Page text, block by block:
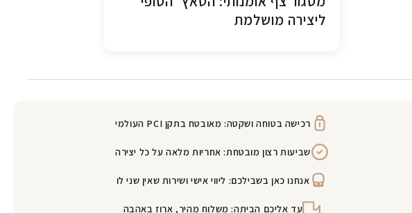
ליצירה מושלמת
רכישה בטוחה ושקטה: מאובטח בתקן PCI העולמי
שביעות רצון מובטחת: אחריות מלאה על כל יצירה
אנחנו כאן בשבילכם: ליווי אישי ושירות שאין שני לו
עד אליכם הביתה: משלוח מהיר, ארוז באהבה